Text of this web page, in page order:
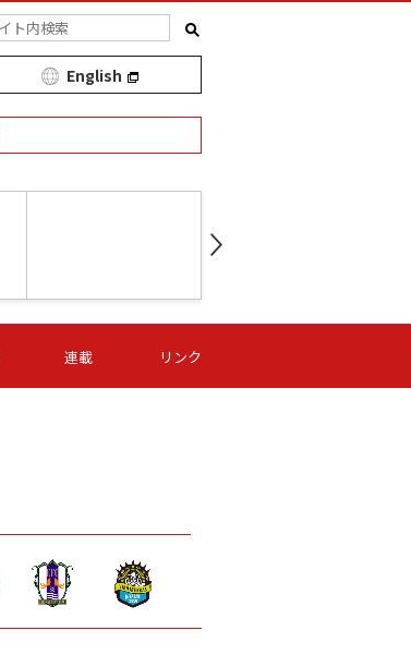
English
第16節 09/06 (日) 15:00
- -
連載 リンク